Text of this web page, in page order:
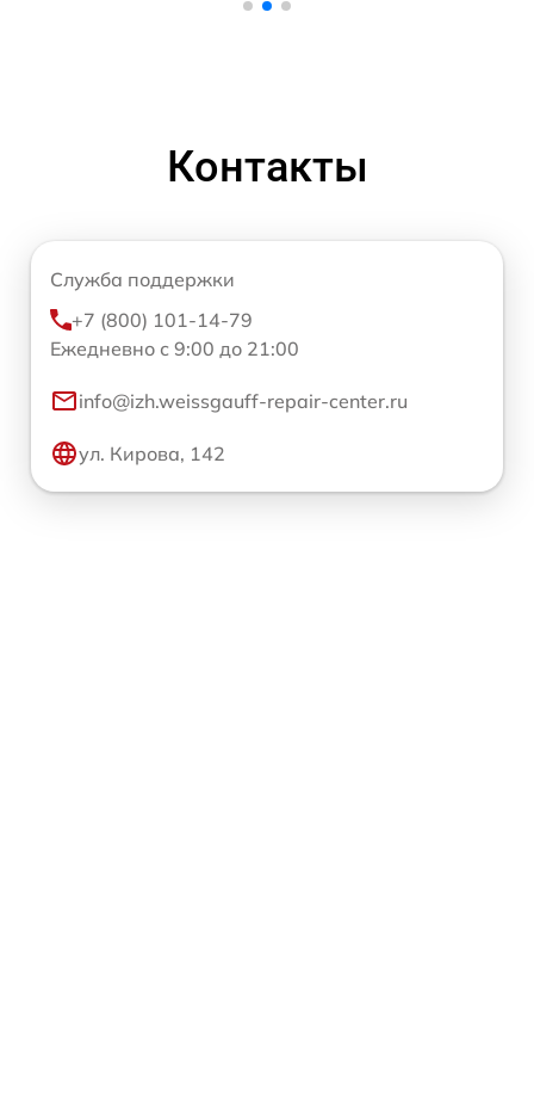
Контакты
Служба поддержки
+7 (800) 101-14-79
Ежедневно с 9:00 до 21:00
info@izh.weissgauff-repair-center.ru
ул. Кирова, 142